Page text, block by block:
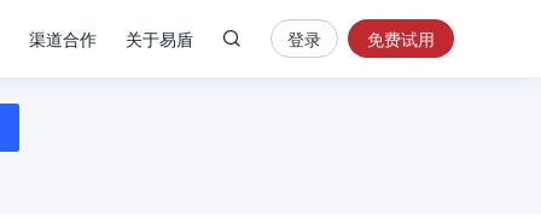
渠道合作 关于易盾 登录 免费试用